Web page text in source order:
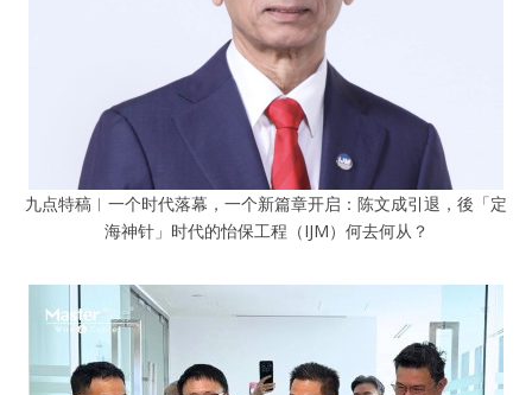
九点特稿︱一个时代落幕，一个新篇章开启：陈文成引退，後「定
海神针」时代的怡保工程（IJM）何去何从？